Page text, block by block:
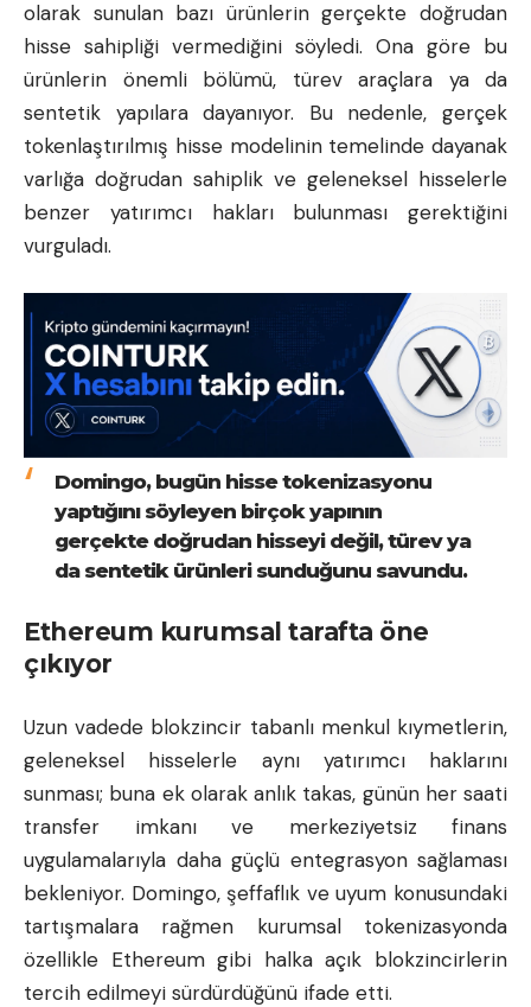
olarak sunulan bazı ürünlerin gerçekte doğrudan
hisse sahipliği vermediğini söyledi. Ona göre bu
ürünlerin önemli bölümü, türev araçlara ya da
sentetik yapılara dayanıyor. Bu nedenle, gerçek
tokenlaştırılmış hisse modelinin temelinde dayanak
varlığa doğrudan sahiplik ve geleneksel hisselerle
benzer yatırımcı hakları bulunması gerektiğini
vurguladı.
Domingo, bugün hisse tokenizasyonu
yaptığını söyleyen birçok yapının
gerçekte doğrudan hisseyi değil, türev ya
da sentetik ürünleri sunduğunu savundu.
Ethereum kurumsal tarafta öne
çıkıyor
Uzun vadede blokzincir tabanlı menkul kıymetlerin,
geleneksel hisselerle aynı yatırımcı haklarını
sunması; buna ek olarak anlık takas, günün her saati
transfer imkanı ve merkeziyetsiz finans
uygulamalarıyla daha güçlü entegrasyon sağlaması
bekleniyor. Domingo, şeffaflık ve uyum konusundaki
tartışmalara rağmen kurumsal tokenizasyonda
özellikle Ethereumgibi halka açık blokzincirlerin
tercih edilmeyi sürdürdüğünü ifade etti.